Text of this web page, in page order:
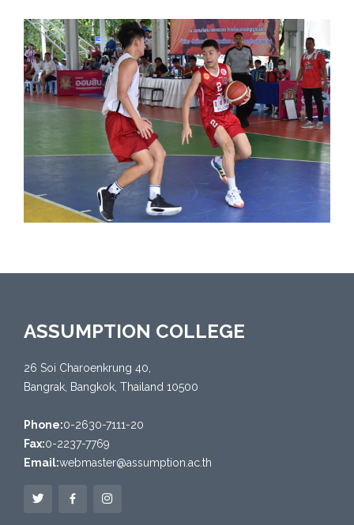
ASSUMPTION COLLEGE
26 Soi Charoenkrung 40,
Bangrak, Bangkok, Thailand 10500
Phone:0-2630-7111-20
Fax:0-2237-7769
Email:webmaster@assumption.ac.th